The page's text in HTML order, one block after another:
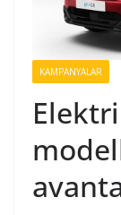
KAMPANYALAR